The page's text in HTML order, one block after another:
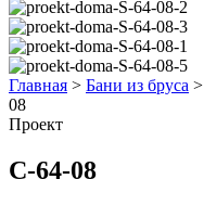
Главная > Бани из бруса >
08
Проект
С-64-08